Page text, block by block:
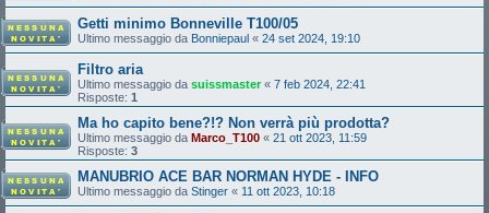
Getti minimo Bonneville T100/05
Ultimo messaggio da Bonniepaul « 24 set 2024, 19:10
Filtro aria
Ultimo messaggio da suissmaster« 7 feb 2024, 22:41
Risposte: 1
Ma ho capito bene?!? Non verrà più prodotta?
Ultimo messaggio da Marco_T100 « 21 ott 2023, 11:59
Risposte: 3
MANUBRIO ACE BAR NORMAN HYDE - INFO
Ultimo messaggio da Stinger « 11 ott 2023, 10:18